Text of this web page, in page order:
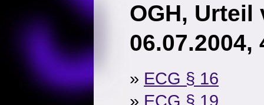
OGH, Urteil
06.07.2004,
» ECG § 16
» ECG § 19